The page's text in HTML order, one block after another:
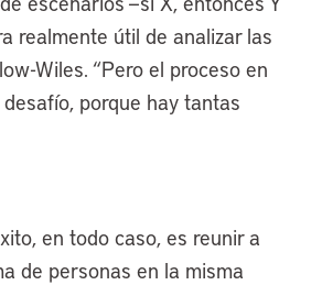
realmente útil de analizar las
Wiles. “Pero el proceso en
porque hay tantas
en todo caso, es reunir a
de personas en la misma